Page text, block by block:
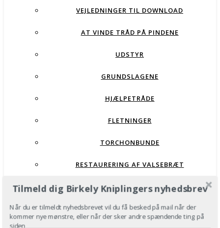
VEJLEDNINGER TIL DOWNLOAD
AT VINDE TRÅD PÅ PINDENE
UDSTYR
GRUNDSLAGENE
HJÆLPETRÅDE
FLETNINGER
TORCHONBUNDE
RESTAURERING AF VALSEBRÆT
VEJLEDNINGSVIDEOER
HJÆLPETRÅDE
Tilmeld dig Birkely Kniplingers nyhedsbrev
Når du er tilmeldt nyhedsbrevet vil du få besked på mail når der
kommer nye mønstre, eller når der sker andre spændende ting på
siden